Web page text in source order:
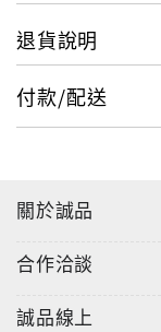
我就是小小魔術
白紙變成了紙鈔
讓你目不轉睛，
退貨說明
付款/配送
關於誠品
合作洽談
誠品線上